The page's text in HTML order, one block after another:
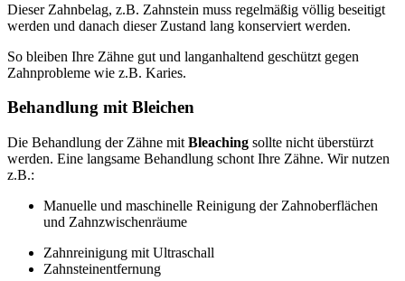
Dieser Zahnbelag, z.B. Zahnstein muss regelmäßig völlig beseitigt
werden und danach dieser Zustand lang konserviert werden.
So bleiben Ihre Zähne gut und langanhaltend geschützt gegen
Zahnprobleme wie z.B. Karies.
Behandlung mit Bleichen
Die Behandlung der Zähne mit Bleaching sollte nicht überstürzt
werden. Eine langsame Behandlung schont Ihre Zähne. Wir nutzen
z.B.:
Manuelle und maschinelle Reinigung der Zahnoberflächen
und Zahnzwischenräume
Zahnreinigung mit Ultraschall
Zahnsteinentfernung